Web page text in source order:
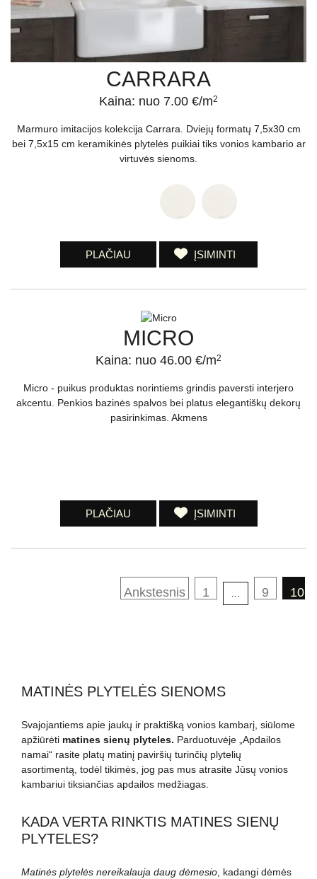
CARRARA
Kaina: nuo 7.00 €/m2
Marmuro imitacijos kolekcija Carrara. Dviejų formatų 7,5x30 cm
bei 7,5x15 cm keramikinės plytelės puikiai tiks vonios kambario ar
virtuvės sienoms.
PLAČIAU ĮSIMINTI
MICRO
Kaina: nuo 46.00 €/m2
Micro - puikus produktas norintiems grindis paversti interjero
akcentu. Penkios bazinės spalvos bei platus elegantiškų dekorų
pasirinkimas. Akmens
PLAČIAU ĮSIMINTI
Ankstesnis 1 9 10
MATINĖS PLYTELĖS SIENOMS
Svajojantiems apie jaukų ir praktišką vonios kambarį, siūlome
apžiūrėti matines sienų plyteles. Parduotuvėje „Apdailos
namai“ rasite platų matinį paviršių turinčių plytelių
asortimentą, todėl tikimės, jog pas mus atrasite Jūsų vonios
kambariui tiksiančias apdailos medžiagas.
KADA VERTA RINKTIS MATINES SIENŲ
PLYTELES?
Matinės plytelės nereikalauja daug dėmesio , kadangi dėmės